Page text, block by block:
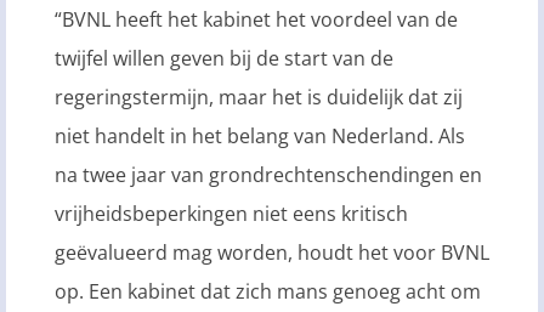
“BVNL heeft het kabinet het voordeel van de
twijfel willen geven bij de start van de
regeringstermijn, maar het is duidelijk dat zij
niet handelt in het belang van Nederland. Als
na twee jaar van grondrechtenschendingen en
vrijheidsbeperkingen niet eens kritisch
geëvalueerd mag worden, houdt het voor BVNL
op. Een kabinet dat zich mans genoeg acht om